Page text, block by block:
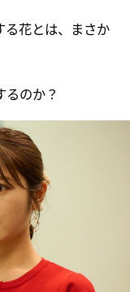
る花とは、まさか
のか？